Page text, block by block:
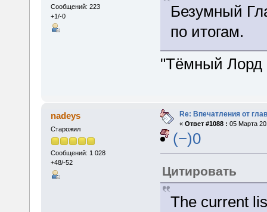
Сообщений: 223
+1/-0
Безумный
по итогам.
"Тёмный Лорд
nadeys
Старожил
Сообщений: 1 028
+48/-52
Re: Впечатления от
« Ответ #1088 : 05 Марта
(−)0
Цитировать
The current